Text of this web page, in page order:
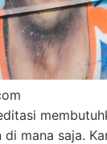
di mana saja.